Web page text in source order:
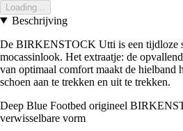
Loading...
Beschrijving
De BIRKENSTOCK Utti is een tijdloze
mocassinlook. Het extraatje: de
van optimaal comfort maakt de hielband
schoen aan te trekken en uit te trekken.
Deep Blue Footbed origineel
verwisselbare vorm